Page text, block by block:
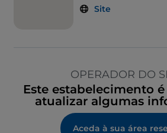
Site
OPERADOR DO
Este estabelecimento
atualizar algumas
Aceda à sua área